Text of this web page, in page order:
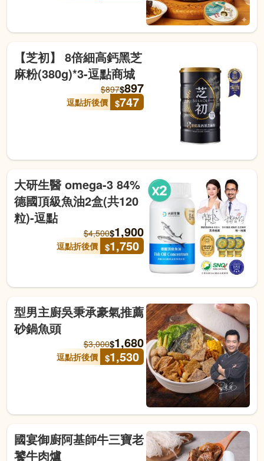
【芝初】 8倍細高鈣黑芝
麻粉(380g)*3-逗點商城
$897$897
逗點折後價 $747
大研生醫 omega-3 84%
德國頂級魚油2盒(共120
粒)-逗點
$4,500$1,900
逗點折後價 $1,750
型男主廚吳秉承豪氣推薦
砂鍋魚頭
$3,000$1,680
逗點折後價 $1,530
國宴御廚阿基師牛三寶老
饕牛肉爐